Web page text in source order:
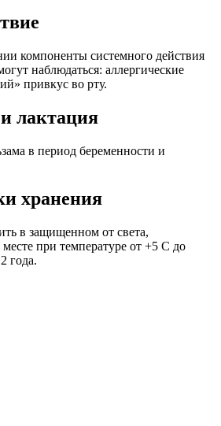
компоненты системного действия
наблюдаться: аллергические
привкус во рту.
лактация
в период беременности и
хранения
в защищенном от света,
при температуре от +5 С до
года.